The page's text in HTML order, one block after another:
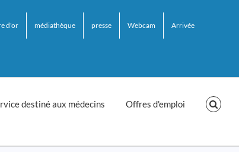
d'or médiathèque presse Webcam Arrivée
destiné aux médecins Offres d'emploi